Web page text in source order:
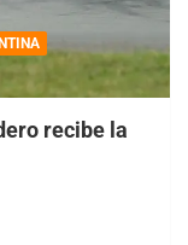
recibe la